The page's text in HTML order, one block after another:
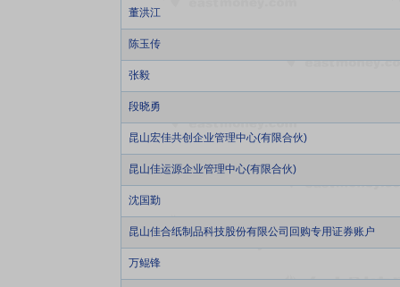
董洪江
陈玉传
张毅
段晓勇
昆山宏佳共创企业管理中心(有限合伙)
昆山佳运源企业管理中心(有限合伙)
沈国勤
昆山佳合纸制品科技股份有限公司回购专用证券账户
万鲲锋